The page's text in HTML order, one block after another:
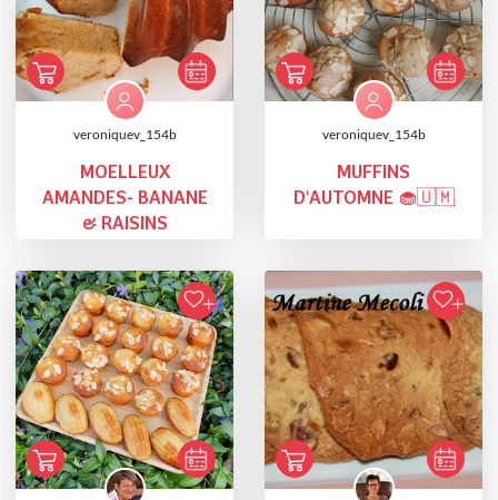
veroniquev_154b
MOELLEUX
AMANDES- BANANE
& RAISINS
veroniquev_154b
MUFFINS
D'AUTOMNE 🧁🇺🇲